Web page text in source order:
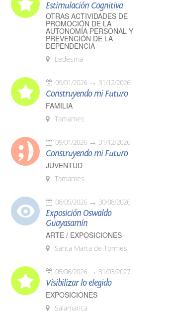
Estimulación Cognitiva
OTRAS ACTIVIDADES DE
PROMOCIÓN DE LA
AUTONOMÍA PERSONAL Y
PREVENCIÓN DE LA
DEPENDENCIA
Ledesma
09/01/2026 31/12/2026
Construyendo mi Futuro
FAMILIA
Tamames
09/01/2026 31/12/2026
Construyendo mi Futuro
JUVENTUD
Tamames
08/05/2026 30/08/2026
Exposición Oswaldo
Guayasamín
ARTE / EXPOSICIONES
Santa Marta de Tormes
05/06/2026 31/03/2027
Visibilizar lo elegido
EXPOSICIONES
Salamanca